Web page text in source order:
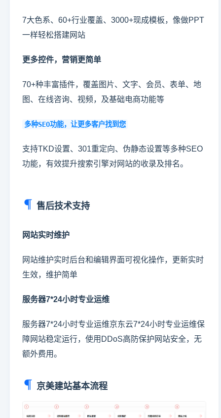
7大色系、60+行业覆盖、3000+现成模板，像做PPT
一样轻松搭建网站
更多控件，营销更简单
70+种丰富插件，覆盖图片、文字、会员、表单、地
图、在线咨询、视频，及基础电商功能等
多种SEO功能，让更多客户找到您
支持TKD设置、301重定向、伪静态设置等多种SEO
功能，有效提升搜索引擎对网站的收录及排名。
售后技术支持
网站实时维护
网站维护实时后台和编辑界面可视化操作，更新实时
生效，维护简单
服务器7*24小时专业运维
服务器7*24小时专业运维京东云7*24小时专业运维保
障网站稳定运行，使用DDoS高防保护网站安全，无
额外费用。
京美建站基本流程